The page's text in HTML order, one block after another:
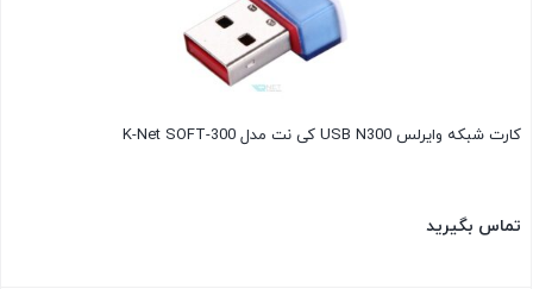
کارت شبکه وایرلس USB N300 کی نت مدل K-Net SOFT-300
تماس بگیرید